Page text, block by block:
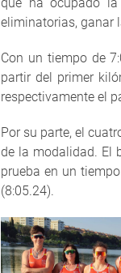
eliminatorias, ganar
Con un tiempo de
partir del primer
respectivamente el
Por su parte, el
de la modalidad. El
prueba en un
(8:05.24).